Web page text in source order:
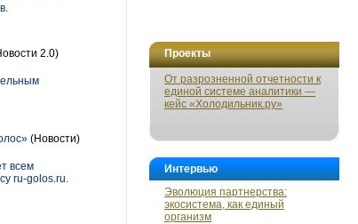
Проекты
От разрозненной отчетности к
единой системе аналитики —
кейс «Холодильник.ру»
Интервью
Эволюция партнерства:
экосистема, как единый
организм
2.0)
(Новости)
всем
ru-golos.ru.